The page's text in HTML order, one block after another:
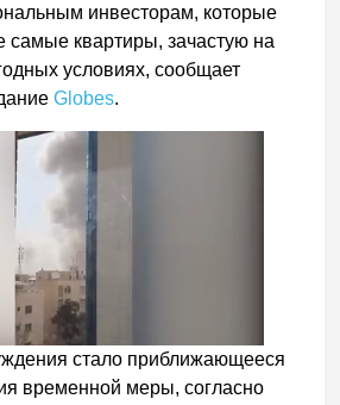
инвесторам, которые
самые квартиры, зачастую на
условиях, сообщает
Globes.
стало приближающееся
временной меры, согласно